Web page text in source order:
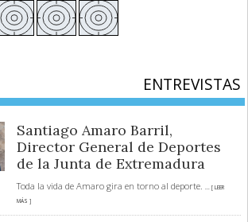
ENTREVISTAS
Santiago Amaro Barril,
Director General de Deportes
de la Junta de Extremadura
Toda la vida de Amaro gira en torno al deporte. ... [ LEER
MÁS ]